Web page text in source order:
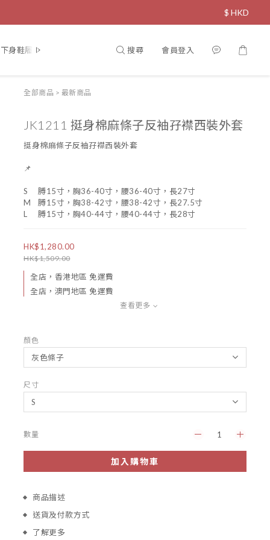
$ HKD
下身鞋履 直播限定 寵物專區
搜尋 會員登入
全部商品 > 最新商品
JK1211 挺身棉麻條子反袖孖襟西裝外套
挺身棉麻條子反袖孖襟西裝外套
📌
S	膊15寸，胸36-40寸，腰36-40寸，長27寸
M	膊15寸，胸38-42寸，腰38-42寸，長27.5寸
L	膊15寸，胸40-44寸，腰40-44寸，長28寸
HK$1,280.00
HK$1,509.00
全店，香港地區 免運費
全店，澳門地區 免運費
查看更多
顏色
尺寸
數量
加入購物車
商品描述
送貨及付款方式
了解更多